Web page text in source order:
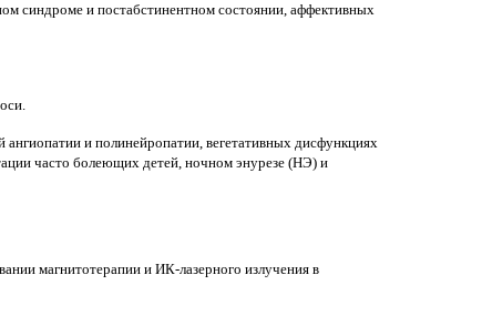
синдроме и постабстинентном состоянии, аффективных
и полинейропатии, вегетативных дисфункциях
часто болеющих детей, ночном энурезе (НЭ) и
магнитотерапии и ИК-лазерного излучения в